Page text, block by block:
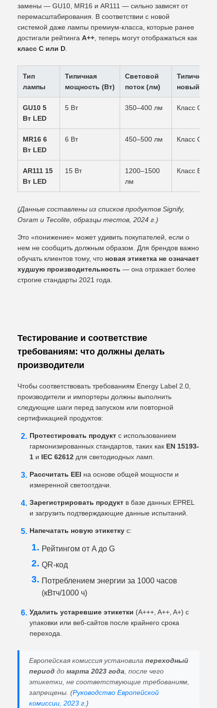
замены — GU10, MR16 и AR111 — сильно зависят от
перемасштабирования. В соответствии с новой
системой даже лампы премиум-класса, которые ранее
достигали рейтинга A++, теперь могут отображаться как
класс C или D.
Тип
лампы
Типичная
мощность (Вт)
Световой
поток (лм)
Типичный
новый
GU10 5
Вт LED
5 Вт 350–400 лм Класс C–D
MR16 6
Вт LED
6 Вт 450–500 лм Класс C
AR111 15
Вт LED
15 Вт
1200–1500
лм
Класс B–C
(Данные составлены из списков продуктов Signify,
Osram и Tecolite, образцы тестов, 2024 г.)
Это «понижение» может удивить покупателей, если о
нем не сообщить должным образом. Для брендов важно
обучать клиентов тому, что новая этикетка не означает
худшую производительность — она отражает более
строгие стандарты 2021 года.
Тестирование и соответствие
требованиям: что должны делать
производители
Чтобы соответствовать требованиям Energy Label 2.0,
производители и импортеры должны выполнить
следующие шаги перед запуском или повторной
сертификацией продуктов:
Протестировать продукт с использованием
гармонизированных стандартов, таких как EN 15193-
1 и IEC 62612 для светодиодных ламп.
Рассчитать EEI на основе общей мощности и
измеренной светоотдачи.
Зарегистрировать продукт в базе данных EPREL
и загрузить подтверждающие данные испытаний.
Напечатать новую этикетку с:
Рейтингом от A до G
QR-код
Потреблением энергии за 1000 часов
(кВтч/1000 ч)
Удалить устаревшие этикетки (A+++, A++, A+) с
упаковки или веб-сайтов после крайнего срока
перехода.
Европейская комиссия установила переходный
период до марта 2023 года , после чего
этикетки, не соответствующие требованиям,
запрещены. (Руководство Европейской
комиссии, 2023 г. )